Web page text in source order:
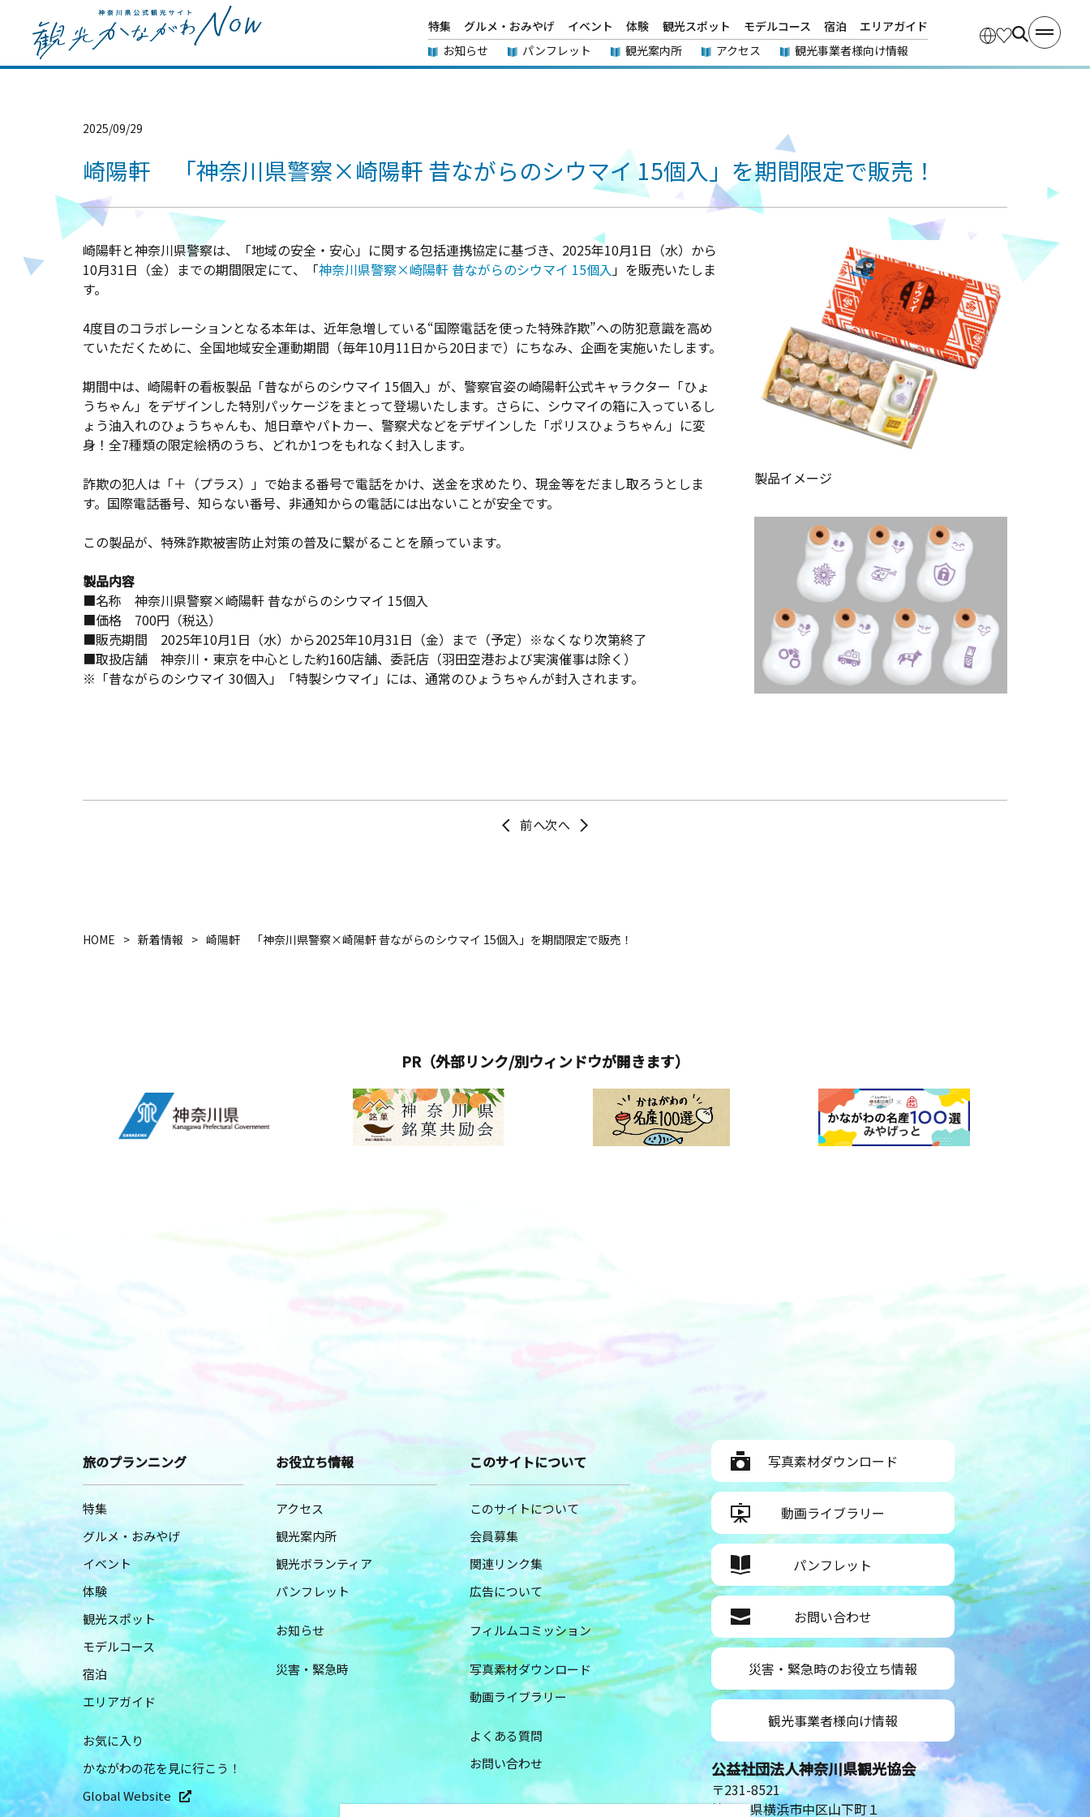
特集 グルメ・おみやげ イベント 体験 観光スポット モデルコース 宿泊
エリアガイド
お知らせ
パンフレット 観光案内所 アクセス 観光事業者様向け情報
2025/09/29
崎陽軒 「神奈川県警察×崎陽軒 昔ながらのシウマイ 15個入」を期間限定で販売！
崎陽軒と神奈川県警察は、「地域の安全・安心」に関する包括連携協定に基づき、2025年10月1日（水）から
10月31日（金）までの期間限定にて、「神奈川県警察×崎陽軒 昔ながらのシウマイ 15個入」を販売いたしま
す。
4度目のコラボレーションとなる本年は、近年急増している“国際電話を使った特殊詐欺”への防犯意識を高め
ていただくために、全国地域安全運動期間（毎年10月11日から20日まで）にちなみ、企画を実施いたします。
期間中は、崎陽軒の看板製品「昔ながらのシウマイ 15個入」が、警察官姿の崎陽軒公式キャラクター「ひょ
うちゃん」をデザインした特別パッケージをまとって登場いたします。さらに、シウマイの箱に入っているし
ょう油入れのひょうちゃんも、旭日章やパトカー、警察犬などをデザインした「ポリスひょうちゃん」に変
身！全7種類の限定絵柄のうち、どれか1つをもれなく封入します。
詐欺の犯人は「＋（プラス）」で始まる番号で電話をかけ、送金を求めたり、現金等をだまし取ろうとしま
す。国際電話番号、知らない番号、非通知からの電話には出ないことが安全です。
この製品が、特殊詐欺被害防止対策の普及に繋がることを願っています。
製品内容
■名称 神奈川県警察×崎陽軒 昔ながらのシウマイ 15個入
■価格 700円（税込）
■販売期間 2025年10月1日（水）から2025年10月31日（金）まで（予定）※なくなり次第終了
■取扱店舗 神奈川・東京を中心とした約160店舗、委託店（羽田空港および実演催事は除く）
※「昔ながらのシウマイ 30個入」「特製シウマイ」には、通常のひょうちゃんが封入されます。
製品イメージ
HOME 新着情報 崎陽軒 「神奈川県警察×崎陽軒 昔ながらのシウマイ 15個入」を期間限定で販売！
PR（外部リンク/別ウィンドウが開きます）
旅のプランニング
特集
グルメ・おみやげ
イベント
体験
観光スポット
モデルコース
宿泊
エリアガイド
お気に入り
かながわの花を見に行こう！
Global Website
お役立ち情報
アクセス
観光案内所
観光ボランティア
パンフレット
お知らせ
災害・緊急時
このサイトについて
このサイトについて
会員募集
関連リンク集
広告について
フィルムコミッション
写真素材ダウンロード
動画ライブラリー
よくある質問
お問い合わせ
写真素材ダウンロード
動画ライブラリー
パンフレット
お問い合わせ
災害・緊急時のお役立ち情報
観光事業者様向け情報
公益社団法人神奈川県観光協会
〒231-8521
神奈川県横浜市中区山下町１